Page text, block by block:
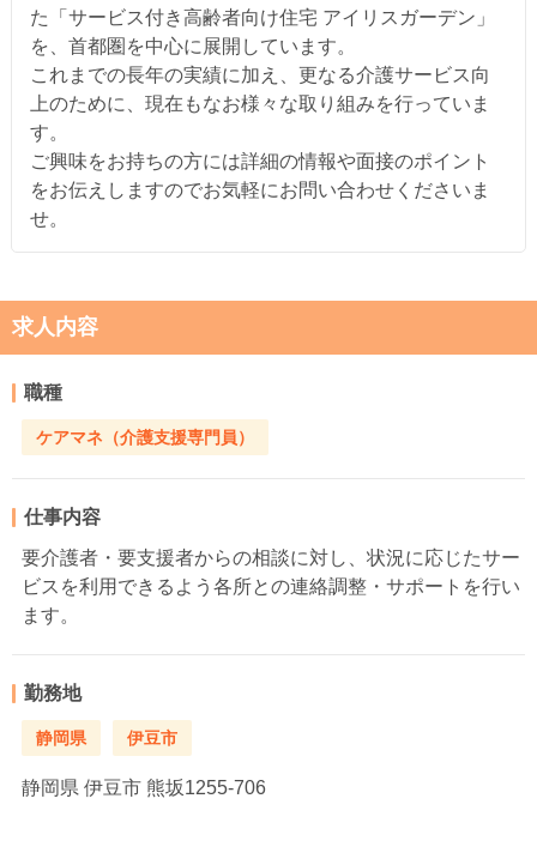
た「サービス付き高齢者向け住宅 アイリスガーデン」
を、首都圏を中心に展開しています。
これまでの長年の実績に加え、更なる介護サービス向
上のために、現在もなお様々な取り組みを行っていま
す。
ご興味をお持ちの方には詳細の情報や面接のポイント
をお伝えしますのでお気軽にお問い合わせくださいま
せ。
求人内容
職種
ケアマネ（介護支援専門員）
仕事内容
要介護者・要支援者からの相談に対し、状況に応じたサー
ビスを利用できるよう各所との連絡調整・サポートを行い
ます。
勤務地
静岡県 伊豆市
静岡県 伊豆市 熊坂1255-706